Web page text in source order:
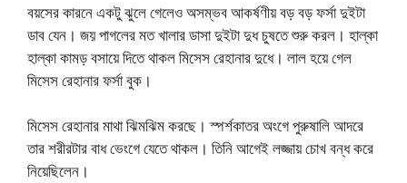
বয়সের কারনে একটু ঝুলে গেলেও অসম্ভব আকর্ষণীয় বড় বড় ফর্সা দুইটা
ডাব যেন। জয় পাগলের মত খালার ডাসা দুইটা দুধ চুষতে শুরু করল। হাল্কা
হাল্কা কামড় বসায়ে দিতে থাকল মিসেস রেহানার দুধে। লাল হয়ে গেল
মিসেস রেহানার ফর্সা বুক।
মিসেস রেহানার মাথা ঝিমঝিম করছে। স্পর্শকাতর অংগে পুরুষালি আদরে
তার শরীরটার বাধ ভেংগে যেতে থাকল। তিনি আগেই লজ্জায় চোখ বন্ধ করে
নিয়েছিলেন।